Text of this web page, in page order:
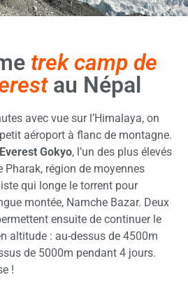
trek camp de
au Népal
avec vue sur l’Himalaya, on
aéroport à flanc de montagne.
Gokyo, l’un des plus élevés
Pharak, région de moyennes
qui longe le torrent pour
montée, Namche Bazar. Deux
ensuite de continuer le
altitude : au-dessus de 4500m
de 5000m pendant 4 jours.
!